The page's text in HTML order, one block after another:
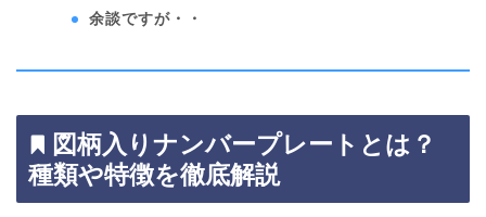
余談ですが・・
図柄入りナンバープレートとは？
種類や特徴を徹底解説